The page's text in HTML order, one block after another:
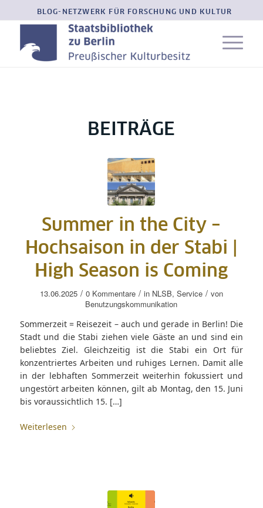
BLOG-NETZWERK FÜR FORSCHUNG UND KULTUR
BEITRÄGE
Summer in the City –
Hochsaison in der Stabi |
High Season is Coming
13.06.2025 / 0 Kommentare / in NLSB, Service / von
Benutzungskommunikation
Sommerzeit = Reisezeit – auch und gerade in Berlin! Die
Stadt und die Stabi ziehen viele Gäste an und sind ein
beliebtes Ziel. Gleichzeitig ist die Stabi ein Ort für
konzentriertes Arbeiten und ruhiges Lernen. Damit alle
in der lebhaften Sommerzeit weiterhin fokussiert und
ungestört arbeiten können, gilt ab Montag, den 15. Juni
bis voraussichtlich 15. […]
Weiterlesen